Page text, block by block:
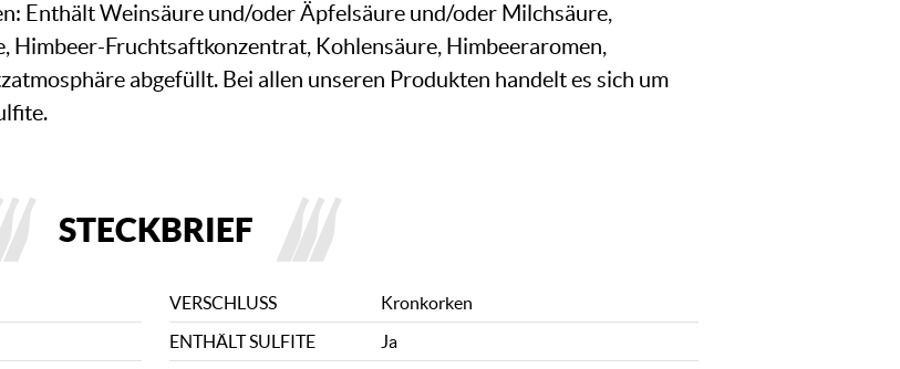
Enthält Weinsäure und/oder Äpfelsäure und/oder Milchsäure,
Himbeer-Fruchtsaftkonzentrat, Kohlensäure, Himbeeraromen,
abgefüllt. Bei allen unseren Produkten handelt es sich um
STECKBRIEF
VERSCHLUSS
Kronkorken
ENTHÄLT SULFITE
Ja